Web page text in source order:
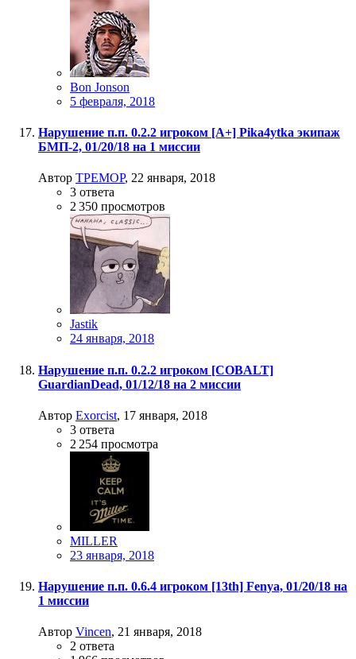
Bon Jonson
5 февраля, 2018
Нарушение п.п. 0.2.2 игроком [A+] Pika4ytka экипаж
БМП-2, 01/20/18 на 1 миссии
Автор TPEMOP, 22 января, 2018
3 ответа
2 350 просмотров
Jastik
24 января, 2018
Нарушение п.п. 0.2.2 игроком [COBALT]
GuardianDead, 01/12/18 на 2 миссии
Автор Exorcist, 17 января, 2018
3 ответа
2 254 просмотра
MILLER
23 января, 2018
Нарушение п.п. 0.6.4 игроком [13th] Fenya, 01/20/18 на
1 миссии
Автор Vincen, 21 января, 2018
2 ответа